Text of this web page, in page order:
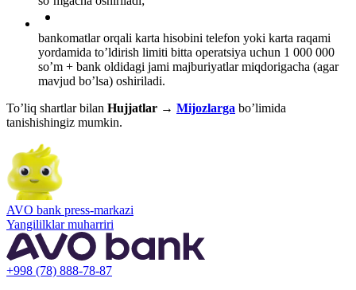
bankomatlar orqali karta hisobini telefon yoki karta raqami
yordamida to’ldirish limiti bitta operatsiya uchun 1 000 000
so’m + bank oldidagi jami majburiyatlar miqdorigacha (agar
mavjud bo’lsa) oshiriladi.
To’liq shartlar bilan Hujjatlar → Mijozlarga bo’limida
tanishishingiz mumkin.
AVO bank press-markazi
Yangililklar muharriri
+998 (78) 888-78-87